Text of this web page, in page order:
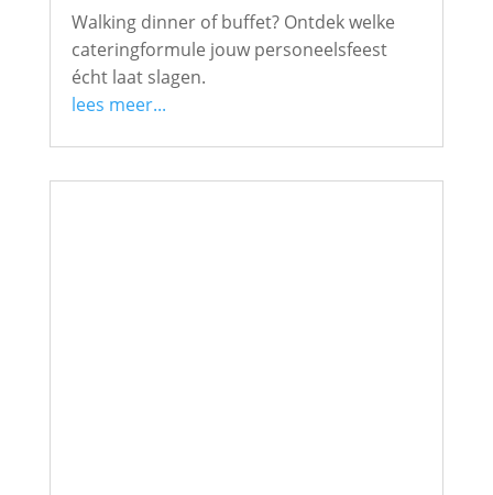
Walking dinner of buffet? Ontdek welke
cateringformule jouw personeelsfeest
écht laat slagen.
lees meer...